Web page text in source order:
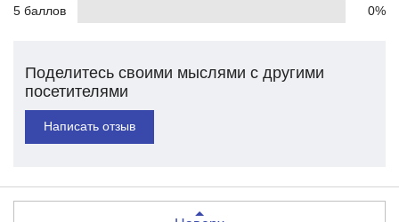
5 баллов 0%
Поделитесь своими мыслями с другими
посетителями
Написать отзыв